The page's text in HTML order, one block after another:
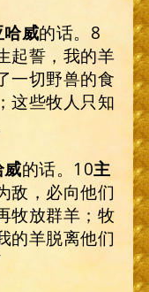
哈威的话。8
起誓，我的羊
一切野兽的食
这些牧人只知
威的话。10主
敌，必向他们
牧放群羊；牧
的羊脱离他们